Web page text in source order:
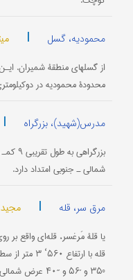
محمودیه، گسل |
محدودۀ محمودیه در
مدرس(شهید)، بزرگراه |
شمالی ـ جنوبی امتداد دارد.
مرق سر، قله |
°۳۵ و ´۵۶ و ´´۴۰ عرض شمالی جای دارد